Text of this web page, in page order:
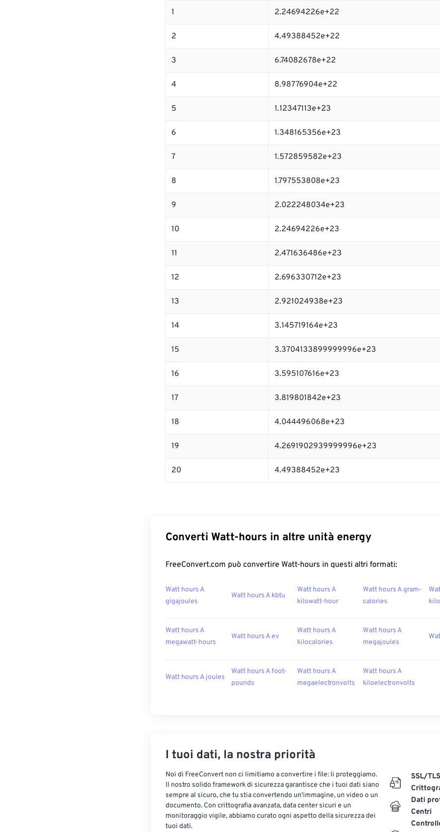
1 2.24694226e+22
2 4.49388452e+22
3 6.74082678e+22
4 8.98776904e+22
5 1.12347113e+23
6 1.348165356e+23
7 1.572859582e+23
8 1.797553808e+23
9 2.022248034e+23
10 2.24694226e+23
11 2.471636486e+23
12 2.696330712e+23
13 2.921024938e+23
14 3.145719164e+23
15 3.3704133899999996e+23
16 3.595107616e+23
17 3.819801842e+23
18 4.044496068e+23
19 4.2691902939999996e+23
20 4.49388452e+23
Converti Watt-hours in altre unità energy
FreeConvert.com può convertire Watt-hours in questi altri formati:
Watt hours A
gigajoules
Watt hours A kbtu
Watt hours A
kilowatt-hour
Watt hours A gram-
calories
Watt hours A
megawatt-hours
Watt hours A ev
Watt hours A
kilocalories
Watt hours A
megajoules
Watt hours A joules
Watt hours A foot-
pounds
Watt hours A
megaelectronvolts
Watt hours A
kiloelectronvolts
I tuoi dati, la nostra priorità
Noi di FreeConvert non ci limitiamo a convertire i file: li proteggiamo.
Il nostro solido framework di sicurezza garantisce che i tuoi dati siano
sempre al sicuro, che tu stia convertendo un'immagine, un video o un
documento. Con crittografia avanzata, data center sicuri e un
monitoraggio vigile, abbiamo curato ogni aspetto della sicurezza dei
tuoi dati.
SSL/TLS
Dati
Centri